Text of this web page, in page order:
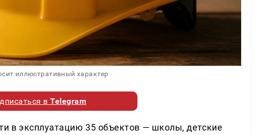
иллюстративный характер
вTelegram
в эксплуатацию 35 объектов — школы, детские